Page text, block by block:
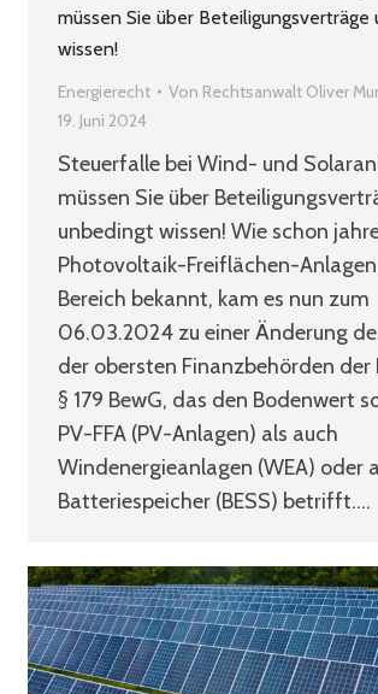
müssen Sie über Beteiligungsverträge
wissen!
Energierecht Von Rechtsanwalt Oliver
19. Juni 2024
Steuerfalle bei Wind- und
müssen Sie über
unbedingt wissen! Wie schon
Photovoltaik-Freiflächen-Anlagen
Bereich bekannt, kam es nun zum
06.03.2024 zu einer Änderung
der obersten Finanzbehörden der
§ 179 BewG, das den Bodenwert
PV-FFA (PV-Anlagen) als auch
Windenergieanlagen (WEA) oder
Batteriespeicher (BESS) betrifft.…